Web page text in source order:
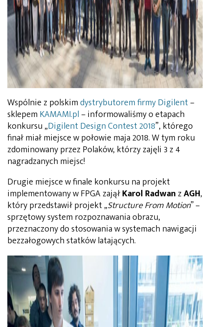
Wspólnie z polskimdystrybutorem firmy Digilent–
sklepem KAMAMI.pl – informowaliśmy o etapach
konkursu „Digilent Design Contest 2018”, którego
finał miał miejsce w połowie maja 2018. W tym roku
zdominowany przez Polaków, którzy zajęli 3 z 4
nagradzanych miejsc!
Drugie miejsce w finale konkursu na projekt
implementowany w FPGA zająłKarol Radwan zAGH,
który przedstawił projekt „Structure From Motion” –
sprzętowy system rozpoznawania obrazu,
przeznaczony do stosowania w systemach nawigacji
bezzałogowych statków latających.